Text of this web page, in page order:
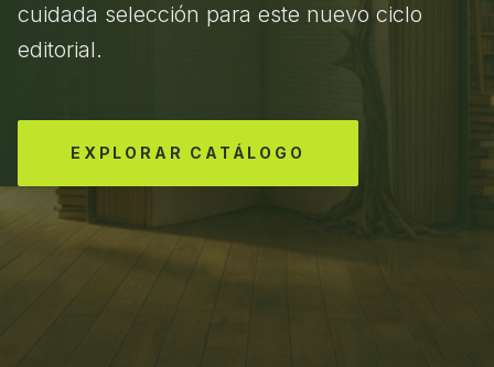
cuidada selección para este nuevo ciclo
editorial.
EXPLORAR CATÁLOGO